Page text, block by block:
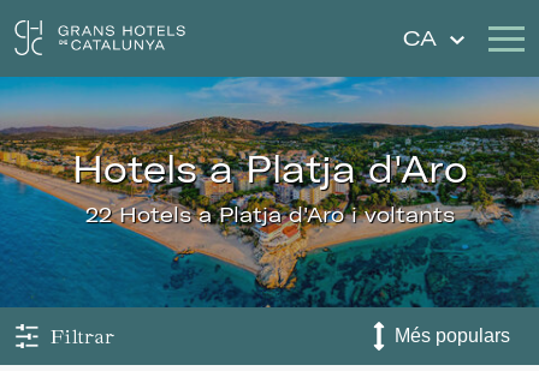
CA
Els Nostres Hotels Escapades
Casaments Xecs Regal
Descobreix Catalunya Contacte
hotels a Platja d'Aro
22 Hotels a Platja d'Aro i voltants
Filtrar